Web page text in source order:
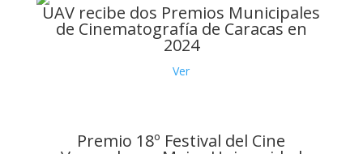
UAV recibe dos Premios Municipales
de Cinematografía de Caracas en
2024
Ver
Premio 18º Festival del Cine